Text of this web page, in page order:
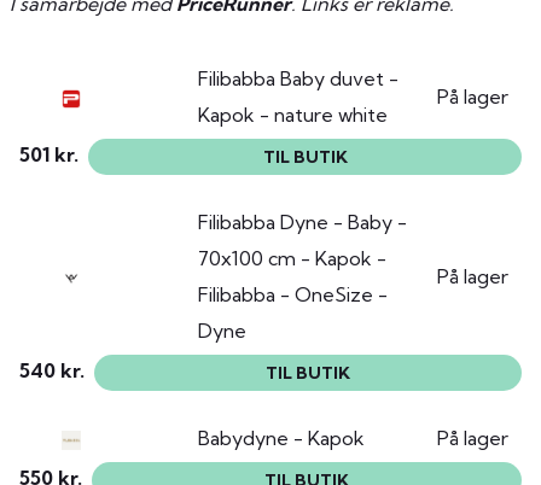
Filibabba Baby duvet -
Kapok - nature white
På lager
501 kr. TIL BUTIK
Filibabba Dyne - Baby -
70x100 cm - Kapok -
Filibabba - OneSize -
Dyne
På lager
540 kr. TIL BUTIK
Babydyne - Kapok
På lager
550 kr.
TIL BUTIK